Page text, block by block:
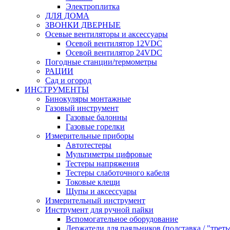
Электроплитка
ДЛЯ ДОМА
ЗВОНКИ ДВЕРНЫЕ
Осевые вентиляторы и аксессуары
Осевой вентилятор 12VDC
Осевой вентилятор 24VDC
Погодные станции/термометры
РАЦИИ
Сад и огород
ИНСТРУМЕНТЫ
Бинокуляры монтажные
Газовый инструмент
Газовые балонны
Газовые горелки
Измерительные приборы
Автотестеры
Мультиметры цифровые
Тестеры напряжения
Тестеры слаботочного кабеля
Токовые клещи
Щупы и аксессуары
Измерительный инструмент
Инструмент для ручной пайки
Вспомогательное оборудование
Держатели для паяльников (подставка /